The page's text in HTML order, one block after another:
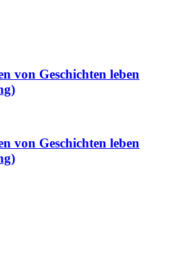
von Geschichten leben
von Geschichten leben